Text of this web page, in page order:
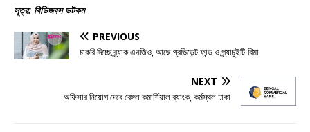
সূত্র: বিডিজবস ডটকম
PREVIOUS
চাকরি দিচ্ছে ব্র্যাক এনজিও, আছে প্রভিডেন্ট ফান্ড ও গ্র্যাচুইটি-বিমা
NEXT
অফিসার নিয়োগ দেবে বেঙ্গল কমার্শিয়াল ব্যাংক, কর্মস্থল ঢাকা